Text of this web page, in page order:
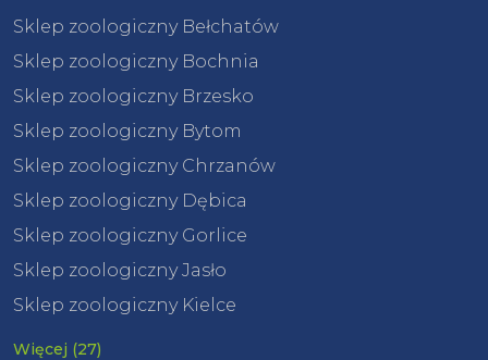
Sklep zoologiczny Bełchatów
Sklep zoologiczny Bochnia
Sklep zoologiczny Brzesko
Sklep zoologiczny Bytom
Sklep zoologiczny Chrzanów
Sklep zoologiczny Dębica
Sklep zoologiczny Gorlice
Sklep zoologiczny Jasło
Sklep zoologiczny Kielce
Więcej (27)